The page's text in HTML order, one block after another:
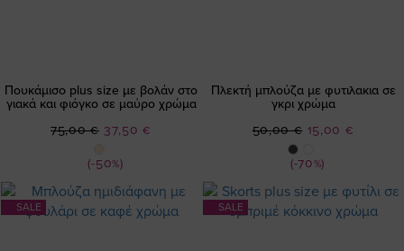
Πουκάμισο plus size με βολάν στο
γιακά και φιόγκο σε μαύρο χρώμα
(-50%)
Ειδική
37,50 €
75,00 €
Πλεκτή μπλούζα με φυτιλακια σε
γκρι χρώμα
(-70%)
Ειδική
15,00 €
50,00 €
SALE SALE